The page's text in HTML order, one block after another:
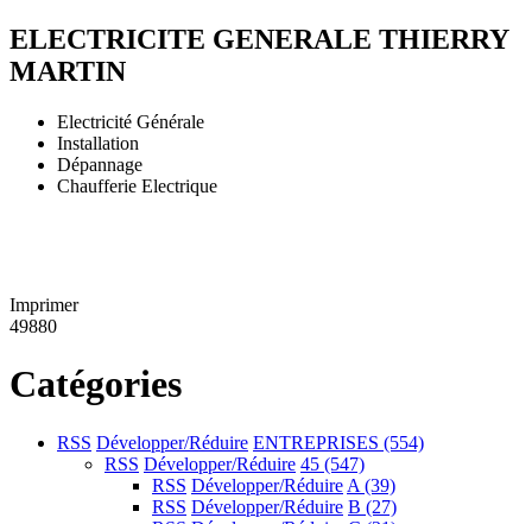
ELECTRICITE GENERALE THIERRY
MARTIN
Electricité Générale
Installation
Dépannage
Chaufferie Electrique
Imprimer
49880
Catégories
RSS Développer/Réduire ENTREPRISES (554)
RSS Développer/Réduire 45 (547)
RSS Développer/Réduire A (39)
RSS Développer/Réduire B (27)